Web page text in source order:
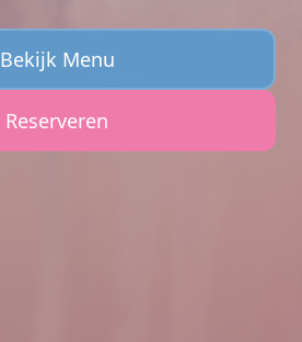
Bekijk Menu
Reserveren